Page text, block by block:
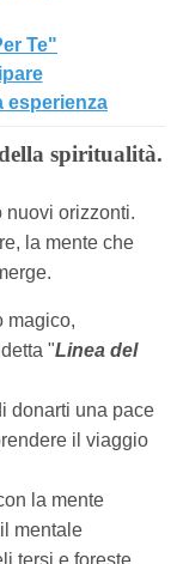
Te"
esperienza
spiritualità.
nuovi orizzonti.
la mente che
magico,
"Linea del
donarti una pace
il viaggio
la mente
mentale